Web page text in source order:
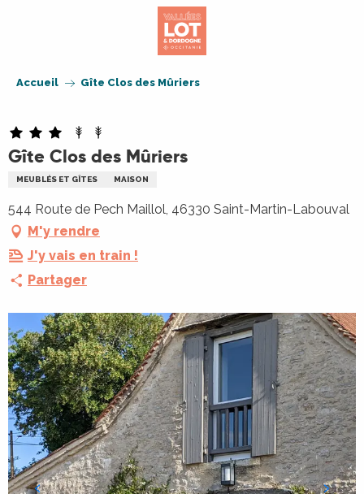
Accueil Gîte Clos des Mûriers
Gîte Clos des Mûriers
MEUBLÉS ET GÎTES MAISON
544 Route de Pech Maillol, 46330 Saint-Martin-Labouval
M'y rendre
J'y vais en train !
Partager